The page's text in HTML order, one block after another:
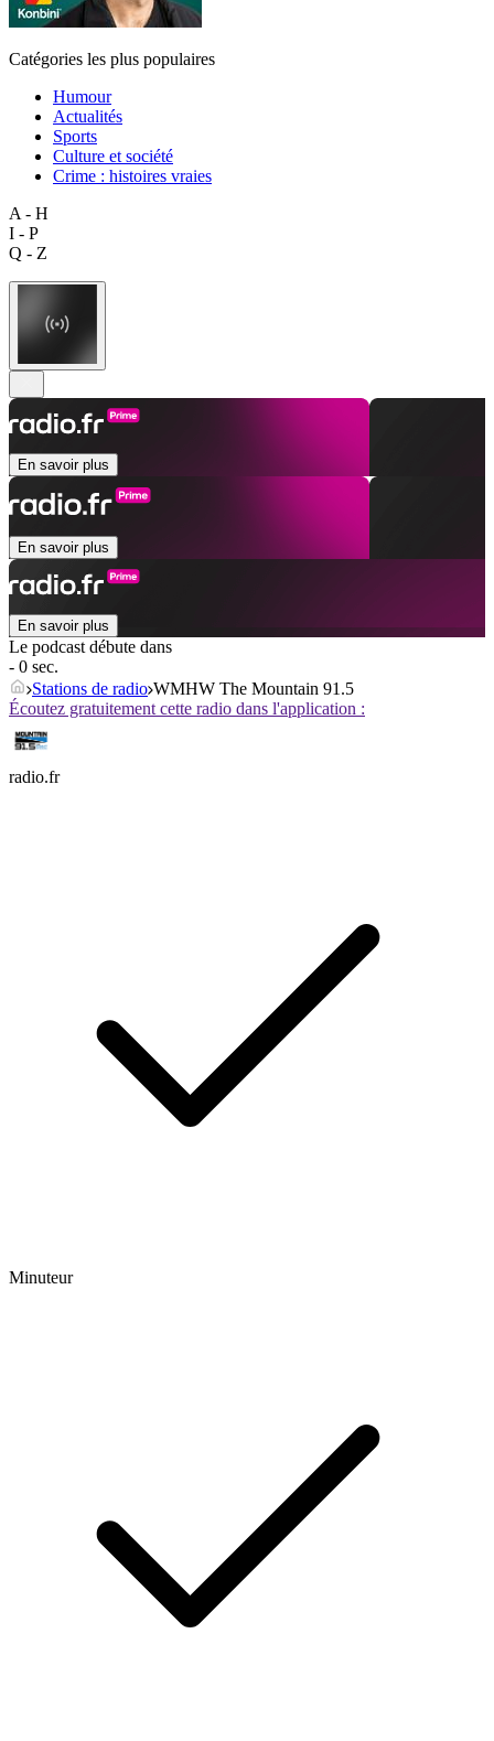
Catégories les plus populaires
Humour
Actualités
Sports
Culture et société
Crime : histoires vraies
A - H
I - P
Q - Z
En savoir plus
En savoir plus
En savoir plus
Le podcast débute dans
- 0 sec.
Stations de radio WMHW The Mountain 91.5
Écoutez gratuitement cette radio dans l'application :
radio.fr
Minuteur